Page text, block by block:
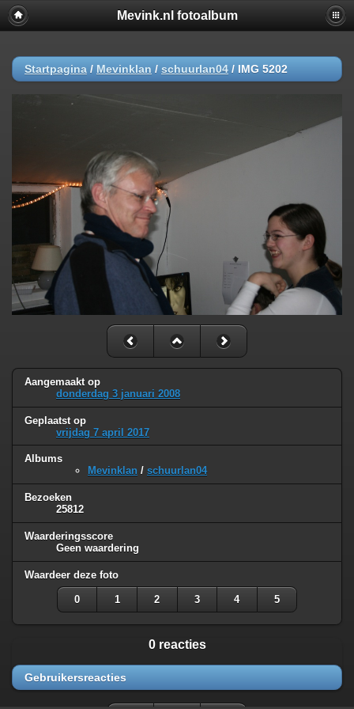
Mevink.nl fotoalbum
Startpagina / Mevinklan / schuurlan04 / IMG 5202
Aangemaakt op
donderdag 3 januari 2008
Geplaatst op
vrijdag 7 april 2017
Albums
Mevinklan / schuurlan04
Bezoeken
25812
Waarderingsscore
Geen waardering
Waardeer deze foto
0 1 2 3 4 5
0 reacties
Gebruikersreacties